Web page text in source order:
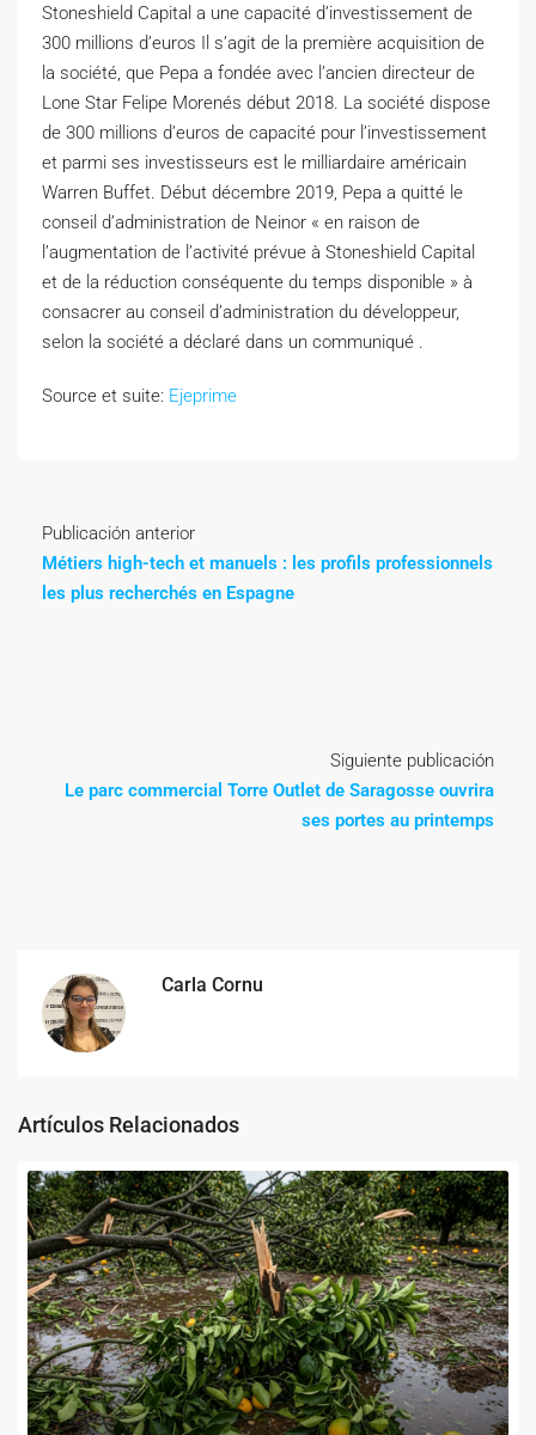
Stoneshield Capital a une capacité d’investissement de
300 millions d’euros Il s’agit de la première acquisition de
la société, que Pepa a fondée avec l’ancien directeur de
Lone Star Felipe Morenés début 2018. La société dispose
de 300 millions d’euros de capacité pour l’investissement
et parmi ses investisseurs est le milliardaire américain
Warren Buffet. Début décembre 2019, Pepa a quitté le
conseil d’administration de Neinor « en raison de
l’augmentation de l’activité prévue à Stoneshield Capital
et de la réduction conséquente du temps disponible » à
consacrer au conseil d’administration du développeur,
selon la société a déclaré dans un communiqué .
Source et suite: Ejeprime
Publicación anterior
Métiers high-tech et manuels : les profils professionnels
les plus recherchés en Espagne
Siguiente publicación
Le parc commercial Torre Outlet de Saragosse ouvrira
ses portes au printemps
Carla Cornu
Artículos Relacionados